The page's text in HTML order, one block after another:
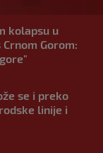
kolapsu u
Gorom:
se i preko
linije i